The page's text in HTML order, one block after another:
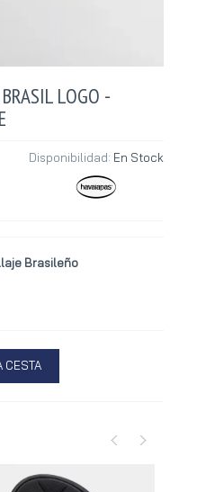
LOGO -
Disponibilidad: En Stock
Brasileño
CESTA